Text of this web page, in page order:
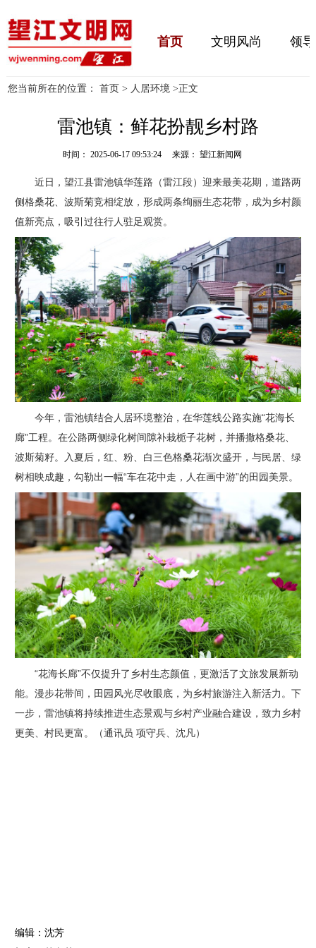
首页 文明风尚 领
您当前所在的位置： 首页 > 人居环境 >正文
雷池镇：鲜花扮靓乡村路
时间： 2025-06-17 09:53:24 来源： 望江新闻网
近日，望江县雷池镇华莲路（雷江段）迎来最美花期，道路两
侧格桑花、波斯菊竞相绽放，形成两条绚丽生态花带，成为乡村颜
值新亮点，吸引过往行人驻足观赏。
今年，雷池镇结合人居环境整治，在华莲线公路实施“花海长
廊”工程。在公路两侧绿化树间隙补栽栀子花树，并播撒格桑花、
波斯菊籽。入夏后，红、粉、白三色格桑花渐次盛开，与民居、绿
树相映成趣，勾勒出一幅“车在花中走，人在画中游”的田园美景。
“花海长廊”不仅提升了乡村生态颜值，更激活了文旅发展新动
能。漫步花带间，田园风光尽收眼底，为乡村旅游注入新活力。下
一步，雷池镇将持续推进生态景观与乡村产业融合建设，致力乡村
更美、村民更富。（通讯员 项守兵、沈凡）
编辑：沈芳